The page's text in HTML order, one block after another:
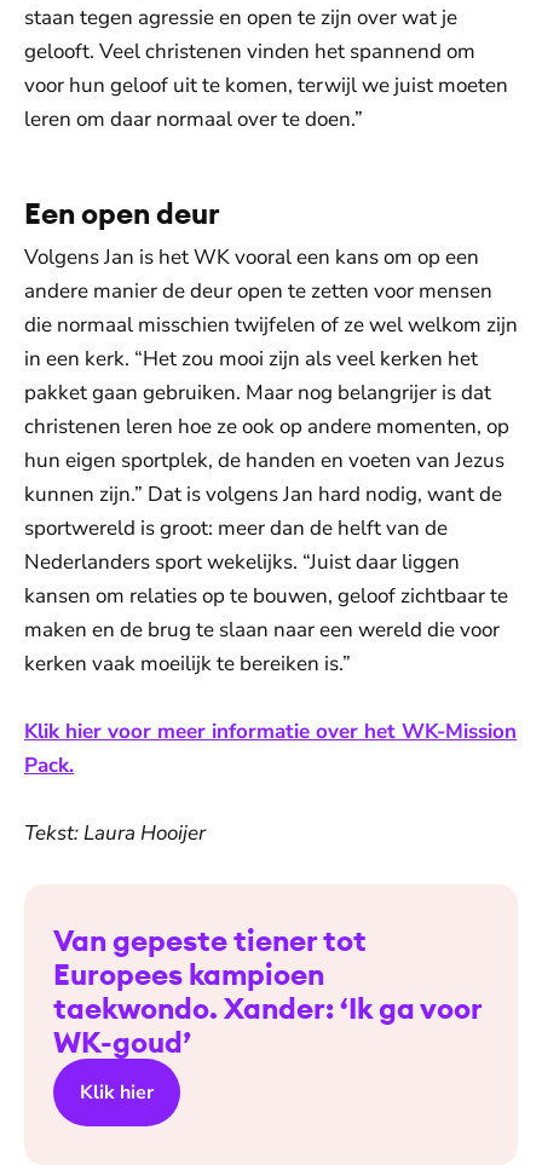
staan tegen agressie en open te zijn over wat je
gelooft. Veel christenen vinden het spannend om
voor hun geloof uit te komen, terwijl we juist moeten
leren om daar normaal over te doen.”
Een open deur
Volgens Jan is het WK vooral een kans om op een
andere manier de deur open te zetten voor mensen
die normaal misschien twijfelen of ze wel welkom zijn
in een kerk. “Het zou mooi zijn als veel kerken het
pakket gaan gebruiken. Maar nog belangrijer is dat
christenen leren hoe ze ook op andere momenten, op
hun eigen sportplek, de handen en voeten van Jezus
kunnen zijn.” Dat is volgens Jan hard nodig, want de
sportwereld is groot: meer dan de helft van de
Nederlanders sport wekelijks. “Juist daar liggen
kansen om relaties op te bouwen, geloof zichtbaar te
maken en de brug te slaan naar een wereld die voor
kerken vaak moeilijk te bereiken is.”
Klik hier voor meer informatie over het WK-Mission
Pack.
Tekst: Laura Hooijer
Van gepeste tiener tot
Europees kampioen
taekwondo. Xander: ‘Ik ga voor
WK-goud’
Klik hier